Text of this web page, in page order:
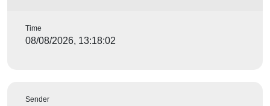
Time
08/08/2026, 13:18:02
Sender